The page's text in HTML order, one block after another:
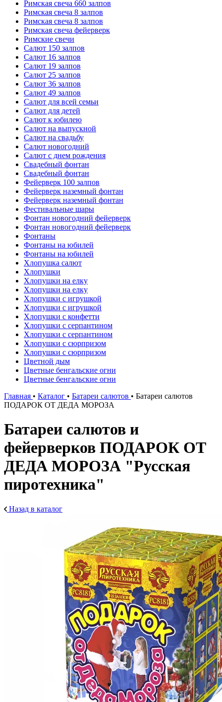
Римская свеча 660 залпов
Римская свеча 8 залпов
Римская свеча 8 залпов
Римская свеча фейерверк
Римские свечи
Салют 150 залпов
Салют 16 залпов
Салют 19 залпов
Салют 25 залпов
Салют 36 залпов
Салют 49 залпов
Салют для всей семьи
Салют для детей
Салют к юбилею
Салют на выпускной
Салют на свадьбу
Салют новогодний
Салют с днем рождения
Свадебный фонтан
Свадебный фонтан
Фейерверк 100 залпов
Фейерверк наземный фонтан
Фейерверк наземный фонтан
Фестивальные шары
Фонтан новогодний фейерверк
Фонтан новогодний фейерверк
Фонтаны
Фонтаны на юбилей
Фонтаны на юбилей
Хлопушка салют
Хлопушки
Хлопушки на елку
Хлопушки на елку
Хлопушки с игрушкой
Хлопушки с игрушкой
Хлопушки с конфетти
Хлопушки с серпантином
Хлопушки с серпантином
Хлопушки с сюрпризом
Хлопушки с сюрпризом
Цветной дым
Цветные бенгальские огни
Цветные бенгальские огни
Главная • Каталог • Батареи салютов • Батареи салютов
ПОДАРОК ОТ ДЕДА МОРОЗА
Батареи салютов и
фейерверков ПОДАРОК ОТ
ДЕДА МОРОЗА "Русская
пиротехника"
Назад в каталог